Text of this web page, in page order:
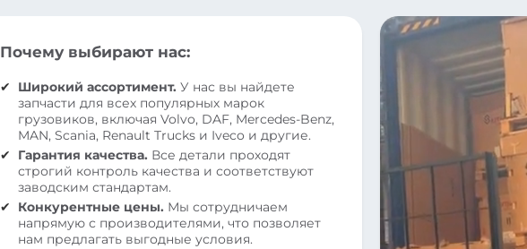
Почему выбирают нас:
Широкий ассортимент. У нас вы найдете
запчасти для всех популярных марок
грузовиков, включая Volvo, DAF, Mercedes-Benz,
MAN, Scania, Renault Trucks и Iveco и другие.
Гарантия качества. Все детали проходят
строгий контроль качества и соответствуют
заводским стандартам.
Конкурентные цены. Мы сотрудничаем
напрямую с производителями, что позволяет
нам предлагать выгодные условия.